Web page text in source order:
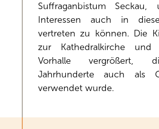
Suffraganbistum Seckau,
Interessen auch in
vertreten zu können. Die
zur Kathedralkirche
Vorhalle vergrößert,
Jahrhunderte auch als
verwendet wurde.